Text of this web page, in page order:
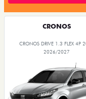
CRONOS
CRONOS DRIVE 1.3 FLEX 4P
2026/2027